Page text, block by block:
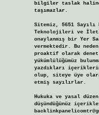
bilgiler taslak
taşımazlar.
Sitemiz, 5651 Sayılı
Teknolojileri ve
onaylanmış bir Yer
vermektedir. Bu
proaktif olarak
yükümlülüğümüz
yazdıkları içeriklerin
olup, siteye üye
etmiş sayılırlar.
Hukuka ve yasal
düşündüğünüz